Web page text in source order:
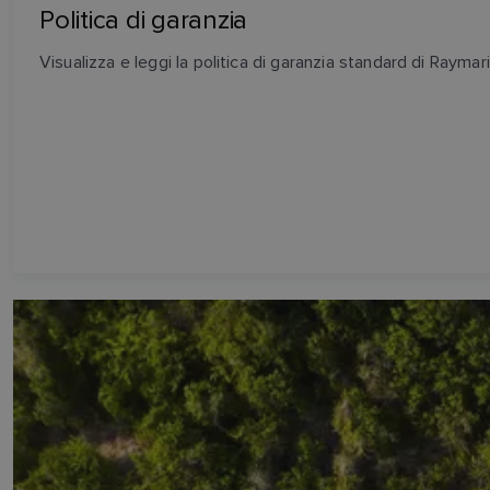
Politica di garanzia
Visualizza e leggi la politica di garanzia standard di